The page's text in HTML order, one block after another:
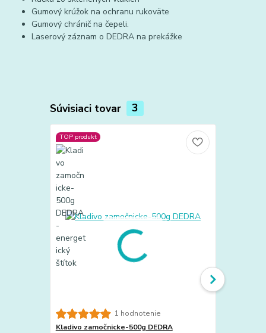
Gumový krúžok na ochranu rukoväte
Gumový chránič na čepeli.
Laserový záznam o DEDRA na prekážke
Súvisiaci tovar 3
TOP produkt
1 hodnotenie
Kladivo zamočnicke-500g DEDRA